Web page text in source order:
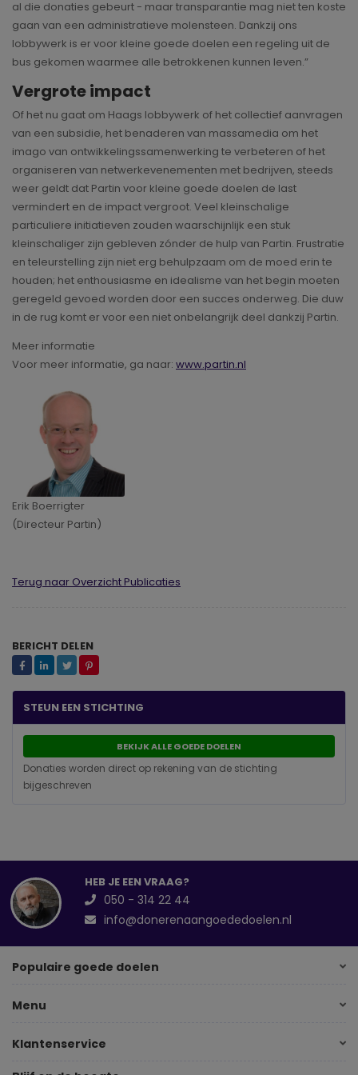
al die donaties gebeurt - maar transparantie mag niet ten koste
gaan van een administratieve molensteen. Dankzij ons
lobbywerk is er voor kleine goede doelen een regeling uit de
bus gekomen waarmee alle betrokkenen kunnen leven.”
Vergrote impact
Of het nu gaat om Haags lobbywerk of het collectief aanvragen
van een subsidie, het benaderen van massamedia om het
imago van ontwikkelingssamenwerking te verbeteren of het
organiseren van netwerkevenementen met bedrijven, steeds
weer geldt dat Partin voor kleine goede doelen de last
vermindert en de impact vergroot. Veel kleinschalige
particuliere initiatieven zouden waarschijnlijk een stuk
kleinschaliger zijn gebleven zónder de hulp van Partin. Frustratie
en teleurstelling zijn niet erg behulpzaam om de moed erin te
houden; het enthousiasme en idealisme van het begin moeten
geregeld gevoed worden door een succes onderweg. Die duw
in de rug komt er voor een niet onbelangrijk deel dankzij Partin.
Meer informatie
Voor meer informatie, ga naar: www.partin.nl
Erik Boerrigter
(Directeur Partin)
Terug naar Overzicht Publicaties
BERICHT DELEN
STEUN EEN STICHTING
BEKIJK ALLE GOEDE DOELEN
Donaties worden direct op rekening van de stichting
bijgeschreven
HEB JE EEN VRAAG?
050 - 314 22 44
info@donerenaangoededoelen.nl
Populaire goede doelen
Menu
Klantenservice